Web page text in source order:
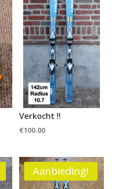
Verkocht !!
€100.00
Aanbieding!